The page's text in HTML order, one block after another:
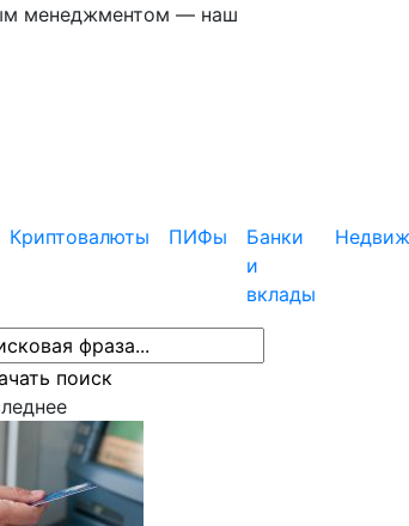
менеджментом — наш
Криптовалюты ПИФы
Банки
и
вклады